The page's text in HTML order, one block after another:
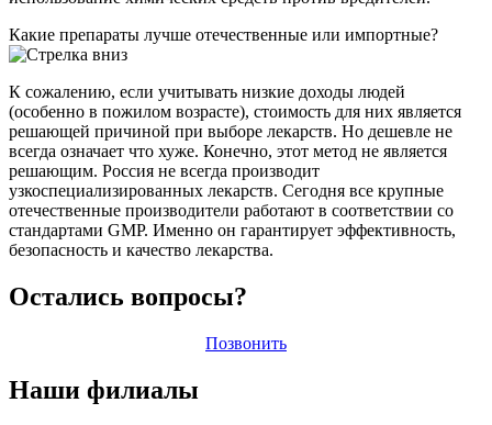
Какие препараты лучше отечественные или импортные?
К сожалению, если учитывать низкие доходы людей
(особенно в пожилом возрасте), стоимость для них является
решающей причиной при выборе лекарств. Но дешевле не
всегда означает что хуже. Конечно, этот метод не является
решающим. Россия не всегда производит
узкоспециализированных лекарств. Сегодня все крупные
отечественные производители работают в соответствии со
стандартами GMP. Именно он гарантирует эффективность,
безопасность и качество лекарства.
Остались вопросы?
Позвонить
Наши филиалы